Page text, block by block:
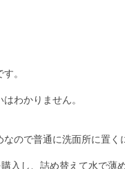
。
わかりません。
ので普通に洗面所に置く
入し、詰め替えて水で薄